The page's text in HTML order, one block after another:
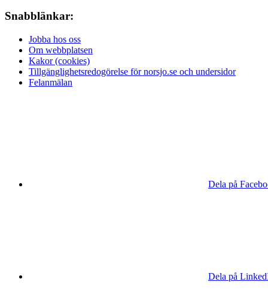
Snabblänkar:
Jobba hos oss
Om webbplatsen
Kakor (cookies)
Tillgänglighetsredogörelse för norsjo.se och undersidor
Felanmälan
Dela på
Dela på